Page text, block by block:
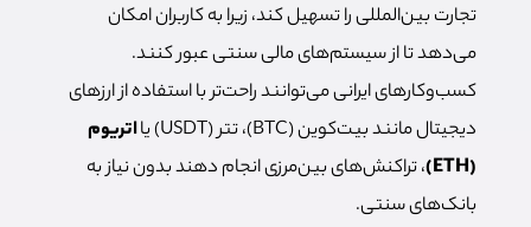
تجارت بین‌المللی را تسهیل کند، زیرا به کاربران امکان
می‌دهد تا از سیستم‌های مالی سنتی عبور کنند.
کسب‌وکارهای ایرانی می‌توانند راحت‌تر با استفاده از ارزهای
دیجیتال مانند بیت‌کوین (BTC)، تتر (USDT) یا
اتریوم
(ETH)
، تراکنش‌های بین‌مرزی انجام دهند بدون نیاز به
بانک‌های سنتی.